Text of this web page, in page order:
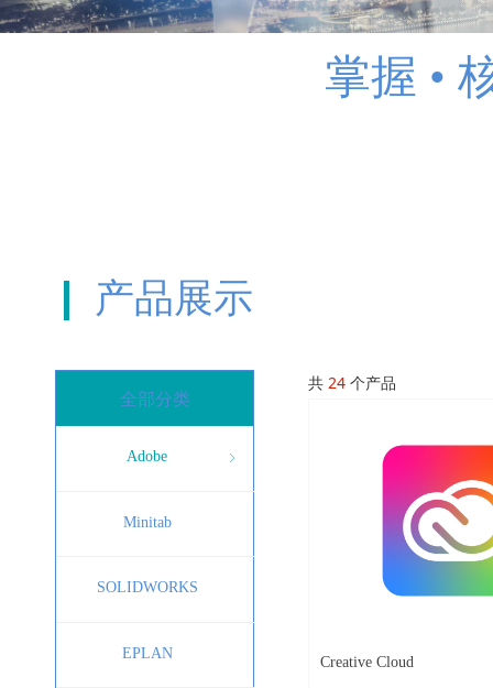
掌握 •
共 24 个产品
Creative Cloud
全部分类
ꁇ
Adobe
Minitab
SOLIDWORKS
EPLAN
产品展示